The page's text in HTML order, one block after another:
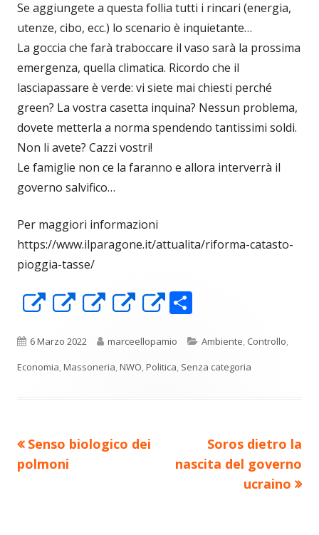
Se aggiungete a questa follia tutti i rincari (energia,
utenze, cibo, ecc.) lo scenario è inquietante…
La goccia che farà traboccare il vaso sarà la prossima
emergenza, quella climatica. Ricordo che il
lasciapassare è verde: vi siete mai chiesti perché
green? La vostra casetta inquina? Nessun problema,
dovete metterla a norma spendendo tantissimi soldi.
Non li avete? Cazzi vostri!
Le famiglie non ce la faranno e allora interverrà il
governo salvifico…
Per maggiori informazioni
https://www.ilparagone.it/attualita/riforma-catasto-
pioggia-tasse/
Apre
una
nuova
Apre
una
nuova
Apre
una
nuova
Apre
una
nuova
Apre
una
nuova
n
di
Pubblicato
6 Marzo 2022 Autore
marceellopamio Categorie
Ambiente Controllo
Economia Massoneria NWO Politica Senza categoria
Navigazione
articoli
Precedente
articolo:
Senso biologico dei
polmoni
Nuovo
articolo:
Soros dietro la
nascita del governo
ucraino